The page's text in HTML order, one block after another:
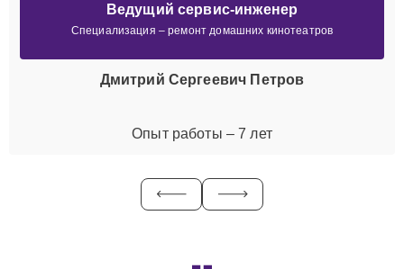
Ведущий сервис-инженер
Специализация – ремонт домашних кинотеатров
Дмитрий Сергеевич Петров
Опыт работы – 7 лет